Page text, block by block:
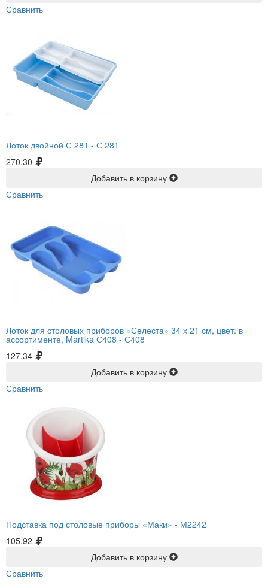
Сравнить
Лоток двойной С 281 - С 281
270.30
Добавить в корзину
Сравнить
Лоток для столовых приборов «Селеста» 34 х 21 см, цвет: в
ассортименте, Martika С408 - С408
127.34
Добавить в корзину
Сравнить
Подставка под столовые приборы «Маки» - М2242
105.92
Добавить в корзину
Сравнить